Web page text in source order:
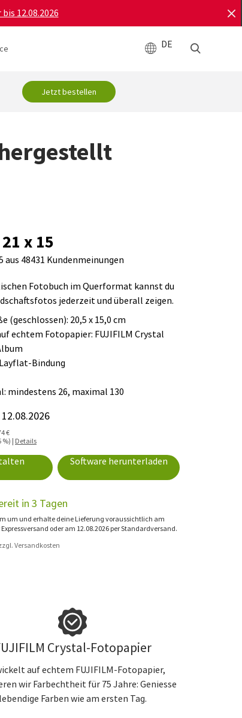
12.08.2026
DE
Jetzt bestellen
x 15
aus 48431 Kundenmeinungen
Fotobuch im Querformat kannst du
jederzeit und überall zeigen.
(geschlossen): 20,5 x 15,0 cm
echtem Fotopapier: FUJIFILM Crystal
Bindung
mindestens 26, maximal 130
€
%) | Details
Software herunterladen
in 3 Tagen
um und erhalte deine Lieferung voraussichtlich am
Expressversand oder am 12.08.2026 per Standardversand.
Versandkosten
Crystal-Fotopapier
auf echtem FUJIFILM-Fotopapier,
wir Farbechtheit für 75 Jahre: Geniesse
lebendige Farben wie am ersten Tag.